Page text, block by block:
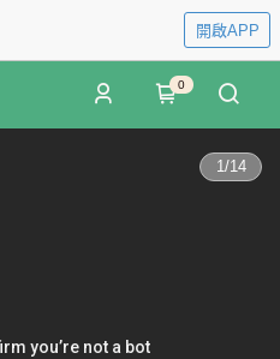
開啟APP
0
1/14